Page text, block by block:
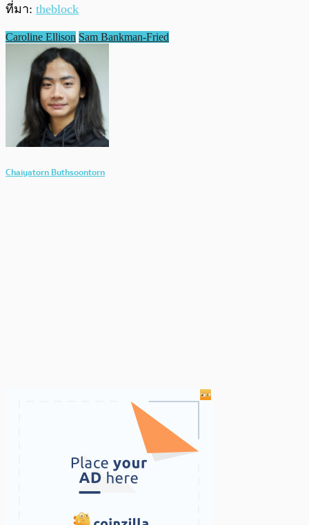
ที่มา: theblock
Caroline Ellison Sam Bankman-Fried
Chaiyatorn Buthsoontorn